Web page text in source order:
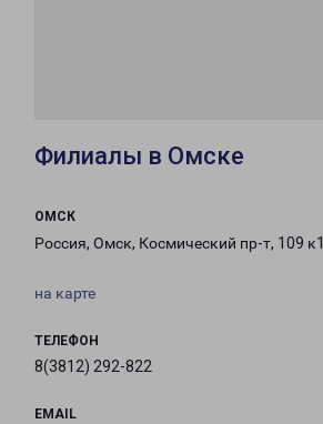
Филиалы в Омске
ОМСК
Россия, Омск, Космический пр-т, 109 к1
на карте
ТЕЛЕФОН
8(3812) 292-822
EMAIL